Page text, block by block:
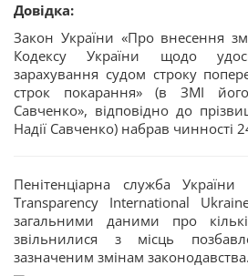
Довідка:
Закон України «Про внесення
Кодексу України щодо
зарахування судом строку
строк покарання» (в ЗМІ
Савченко», відповідно до
Надії Савченко) набрав чинності
Пенітенціарна служба
Transparency International
загальними даними про
звільнилися з місць
зазначеним змінам законодавства.